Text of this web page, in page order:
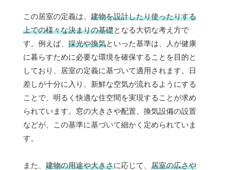
この居室の定義は、 建物を設計したり使ったりする
上での様々な決まりの基礎となる大切な考え方で
す。例えば、 採光や換気といった基準は、人が健康
に暮らすために必要な環境を確保することを目的と
しており、居室の定義に基づいて適用されます。日
差しが十分に入り、新鮮な空気が流れるようにする
ことで、明るく快適な住空間を実現することが求め
られています。窓の大きさや配置、換気設備の設置
などが、この基準に基づいて細かく定められていま
す。
また、 建物の用途や大きさに応じて、 居室の広さや